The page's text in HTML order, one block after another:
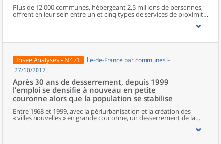
Plus de 12 000 communes, hébergeant 2,5 millions de personnes,
offrent en leur sein entre un et cinq types de services de proximité.
Dans ces communes, les artisans et les restaurants sont les plus
boulangeries ou les supérettes, n’apparaissent de façon
services de proximité. Quant aux services médicaux, ils sont situés
dans des communes bénéficiant d’un nombre d’équipements
encore plus large. Aux communes qui possèdent au moins un
possèdent aucun. Elles abritent 162 000 habitants.
Insee Analyses - N° 71
Île-de-France par communes –
27/10/2017
Après 30 ans de desserrement, depuis 1999
l’emploi se densifie à nouveau en petite
couronne alors que la population se stabilise
Entre 1968 et 1999, avec la périurbanisation et la création des
« villes nouvelles » en grande couronne, un desserrement de la
population et de l’emploi était à l’œuvre, réduisant la